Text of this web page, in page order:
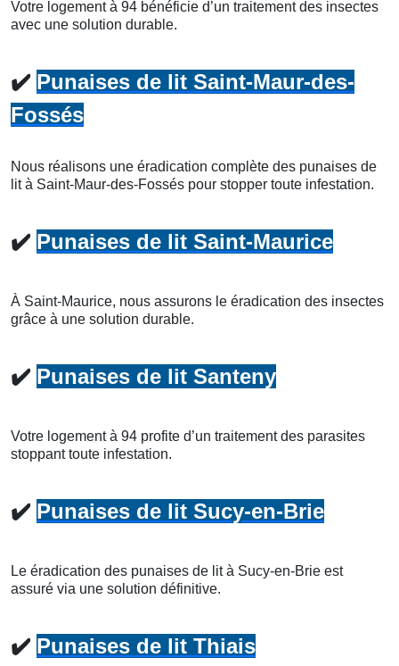
Votre logement à 94 bénéficie d’un traitement des insectes
avec une solution durable.
✔️ Punaises de lit Saint-Maur-des-
Fossés
Nous réalisons une éradication complète des punaises de
lit à Saint-Maur-des-Fossés pour stopper toute infestation.
✔️ Punaises de lit Saint-Maurice
À Saint-Maurice, nous assurons le éradication des insectes
grâce à une solution durable.
✔️ Punaises de lit Santeny
Votre logement à 94 profite d’un traitement des parasites
stoppant toute infestation.
✔️ Punaises de lit Sucy-en-Brie
Le éradication des punaises de lit à Sucy-en-Brie est
assuré via une solution définitive.
✔️ Punaises de lit Thiais